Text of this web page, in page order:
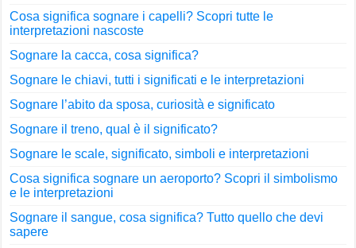
Cosa significa sognare i capelli? Scopri tutte le
interpretazioni nascoste
Sognare la cacca, cosa significa?
Sognare le chiavi, tutti i significati e le interpretazioni
Sognare l’abito da sposa, curiosità e significato
Sognare il treno, qual è il significato?
Sognare le scale, significato, simboli e interpretazioni
Cosa significa sognare un aeroporto? Scopri il simbolismo
e le interpretazioni
Sognare il sangue, cosa significa? Tutto quello che devi
sapere